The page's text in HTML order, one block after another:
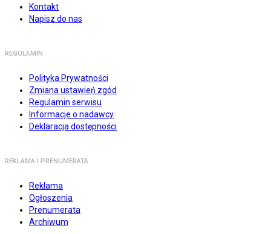
Kontakt
Napisz do nas
REGULAMIN
Polityka Prywatności
Zmiana ustawień zgód
Regulamin serwisu
Informacje o nadawcy
Deklaracja dostępności
REKLAMA I PRENUMERATA
Reklama
Ogłoszenia
Prenumerata
Archiwum